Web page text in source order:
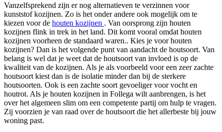
Vanzelfsprekend zijn er nog alternatieven te verzinnen voor
kunststof kozijnen. Zo is het onder andere ook mogelijk om te
kiezen voor de houten kozijnen . Van oorsprong zijn houten
kozijnen flink in trek in het land. Dit komt vooral omdat houten
kozijnen voorheen de standaard waren.. Kies je voor houten
kozijnen? Dan is het volgende punt van aandacht de houtsoort. Van
belang is wel dat je weet dat de houtsoort van invloed is op de
kwaliteit van de kozijnen. Als je als voorbeeld voor een zeer zachte
houtsoort kiest dan is de isolatie minder dan bij de sterkere
houtsoorten. Ook is een zachte soort gevoeliger voor vocht en
houtrot. Als je houten kozijnen in Follega wilt aanbrengen, is het
over het algemeen slim om een competente partij om hulp te vragen.
Zij voorzien je van raad over de houtsoort die het allerbeste bij jouw
woning past.